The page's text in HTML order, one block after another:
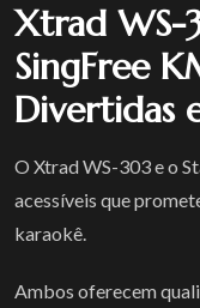
Xtrad WS-
SingFree
Divertidas
O Xtrad WS-303 e o
acessíveis que
karaokê.
Ambos oferecem